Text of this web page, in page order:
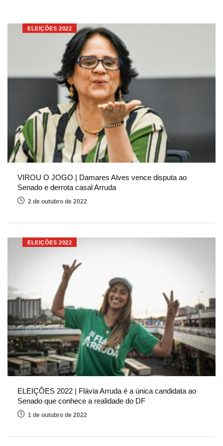
ELEIÇÕES 2022
VIROU O JOGO | Damares Alves vence disputa ao
Senado e derrota casal Arruda
2 de outubro de 2022
ELEIÇÕES 2022
ELEIÇÕES 2022 | Flávia Arruda é a única candidata ao
Senado que conhece a realidade do DF
1 de outubro de 2022